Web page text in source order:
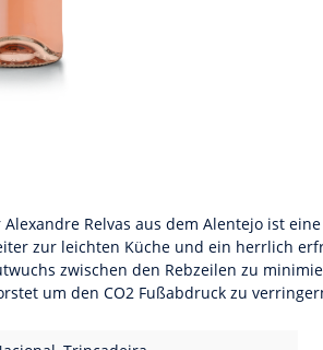
Relvas aus dem Alentejo ist
zur leichten Küche und ein herrlich
zwischen den Rebzeilen zu
um den CO2 Fußabdruck zu